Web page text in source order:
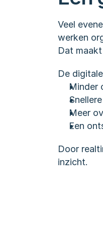
Veel
werken
Dat
De
Minder
Meer
Een
Door
inzicht.